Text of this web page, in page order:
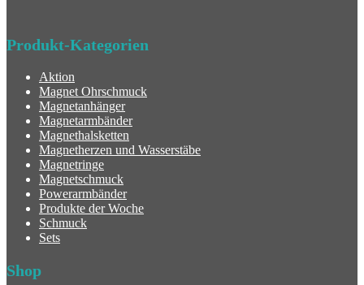
Produkt-Kategorien
Aktion
Magnet Ohrschmuck
Magnetanhänger
Magnetarmbänder
Magnethalsketten
Magnetherzen und Wasserstäbe
Magnetringe
Magnetschmuck
Powerarmbänder
Produkte der Woche
Schmuck
Sets
Shop